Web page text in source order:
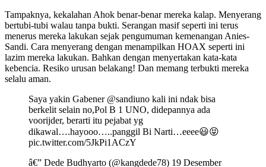
Tampaknya, kekalahan Ahok benar-benar mereka kalap. Menyerang
bertubi-tubi walau tanpa bukti. Serangan masif seperti ini terus
menerus mereka lakukan sejak pengumuman kemenangan Anies-
Sandi. Cara menyerang dengan menampilkan HOAX seperti ini
lazim mereka lakukan. Bahkan dengan menyertakan kata-kata
kebencia. Resiko urusan belakang! Dan memang terbukti mereka
selalu aman.
Saya yakin Gabener @sandiuno kali ini ndak bisa
berkelit selain no,Pol B 1 UNO, didepannya ada
voorijder, berarti itu pejabat yg
dikawal….hayooo…..panggil Bi Narti…eeee😃😝
pic.twitter.com/5JkPi1ACzY
â€” Dede Budhyarto (@kangdede78) 19 Desember